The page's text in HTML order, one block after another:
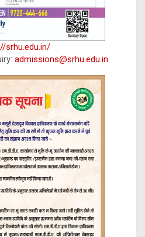
srhu.edu.in/
admissions@srhu.edu.in